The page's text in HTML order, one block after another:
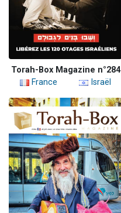
Torah-Box Magazine n°284
France
Israël